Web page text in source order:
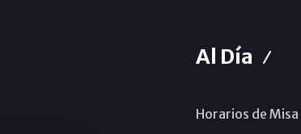
Al Día
Horarios de Misa